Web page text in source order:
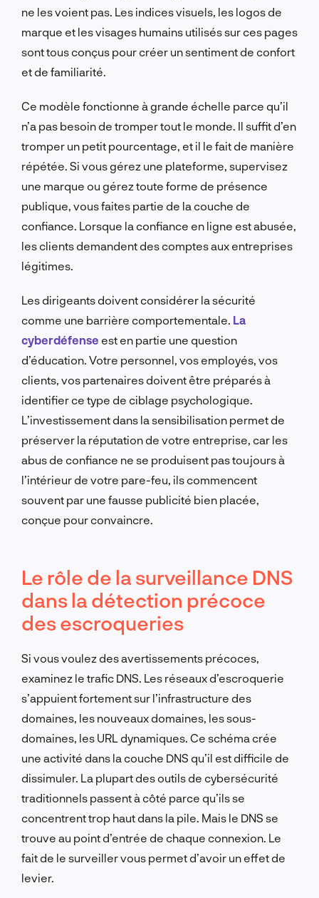
ne les voient pas. Les indices visuels, les logos de
marque et les visages humains utilisés sur ces pages
sont tous conçus pour créer un sentiment de confort
et de familiarité.
Ce modèle fonctionne à grande échelle parce qu’il
n’a pas besoin de tromper tout le monde. Il suffit d’en
tromper un petit pourcentage, et il le fait de manière
répétée. Si vous gérez une plateforme, supervisez
une marque ou gérez toute forme de présence
publique, vous faites partie de la couche de
confiance. Lorsque la confiance en ligne est abusée,
les clients demandent des comptes aux entreprises
légitimes.
Les dirigeants doivent considérer la sécurité
comme une barrière comportementale. La
cyberdéfense est en partie une question
d’éducation. Votre personnel, vos employés, vos
clients, vos partenaires doivent être préparés à
identifier ce type de ciblage psychologique.
L’investissement dans la sensibilisation permet de
préserver la réputation de votre entreprise, car les
abus de confiance ne se produisent pas toujours à
l’intérieur de votre pare-feu, ils commencent
souvent par une fausse publicité bien placée,
conçue pour convaincre.
Le rôle de la surveillance DNS
dans la détection précoce
des escroqueries
Si vous voulez des avertissements précoces,
examinez le trafic DNS. Les réseaux d’escroquerie
s’appuient fortement sur l’infrastructure des
domaines, les nouveaux domaines, les sous-
domaines, les URL dynamiques. Ce schéma crée
une activité dans la couche DNS qu’il est difficile de
dissimuler. La plupart des outils de cybersécurité
traditionnels passent à côté parce qu’ils se
concentrent trop haut dans la pile. Mais le DNS se
trouve au point d’entrée de chaque connexion. Le
fait de le surveiller vous permet d’avoir un effet de
levier.